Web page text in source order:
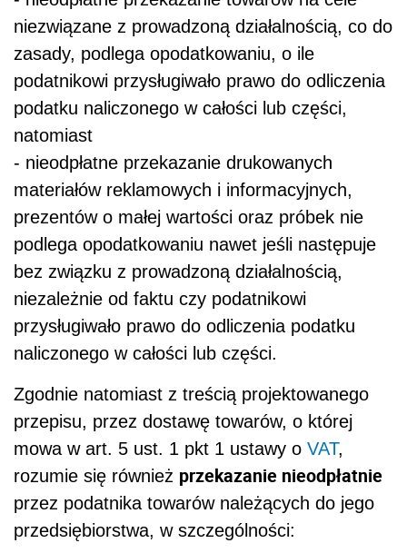
niezwiązane z prowadzoną działalnością, co do
zasady, podlega opodatkowaniu, o ile
podatnikowi przysługiwało prawo do odliczenia
podatku naliczonego w całości lub części,
natomiast
- nieodpłatne przekazanie drukowanych
materiałów reklamowych i informacyjnych,
prezentów o małej wartości oraz próbek nie
podlega opodatkowaniu nawet jeśli następuje
bez związku z prowadzoną działalnością,
niezależnie od faktu czy podatnikowi
przysługiwało prawo do odliczenia podatku
naliczonego w całości lub części.
Zgodnie natomiast z treścią projektowanego
przepisu, przez dostawę towarów, o której
mowa w art. 5 ust. 1 pkt 1 ustawy o VAT,
rozumie się również przekazanie nieodpłatnie
przez podatnika towarów należących do jego
przedsiębiorstwa, w szczególności: